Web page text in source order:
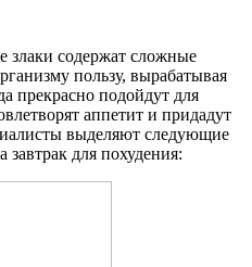
злаки содержат сложные
пользу, вырабатывая
прекрасно подойдут для
аппетит и придадут
выделяют следующие
для похудения: